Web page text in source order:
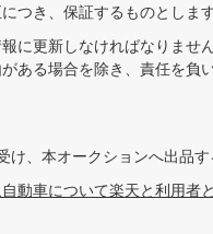
つき、保証するものとします
に更新しなければなりませ
ある場合を除き、責任を負い
、本オークションへ出品す
動車について楽天と利用者